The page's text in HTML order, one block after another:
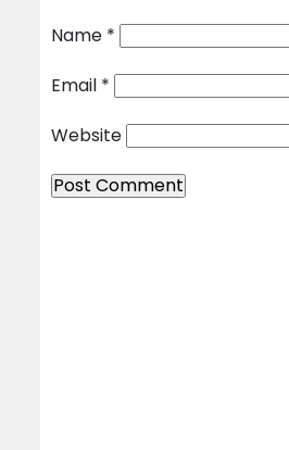
Name *
Email *
Website